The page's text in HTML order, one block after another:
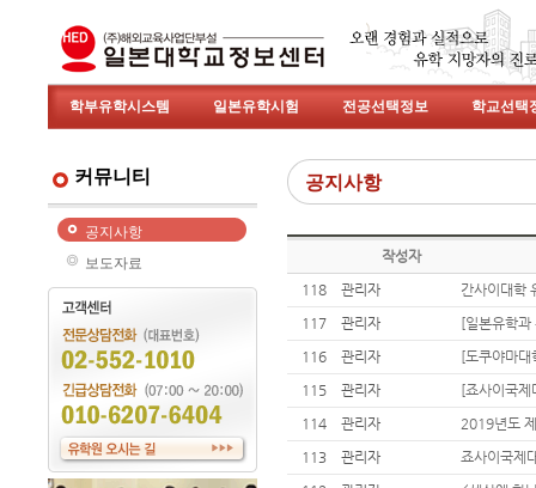
학부유학시스템 일본유학시험 전공선택정보 학교선택
커뮤니티
공지사항
보도자료
공지사항
작성자
118
관리자
간사이대학
117
관리자
[일본유학
116
관리자
[도쿠야마
115
관리자
[죠사이국
114
관리자
2019년도
113
관리자
죠사이국제